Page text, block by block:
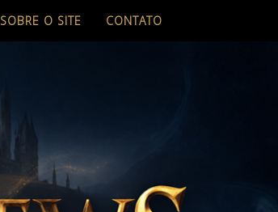
SOBRE O SITE CONTATO